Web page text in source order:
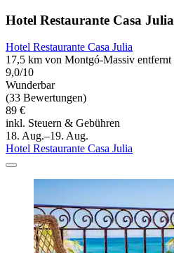
Hotel Restaurante Casa Julia
Hotel Restaurante Casa Julia
17,5 km von Montgó-Massiv entfernt
9,0/10
Wunderbar
(33 Bewertungen)
89 €
inkl. Steuern & Gebühren
18. Aug.–19. Aug.
Hotel Restaurante Casa Julia